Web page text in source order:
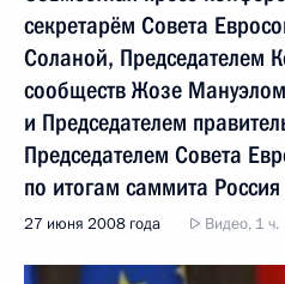
секретарём Совета
Соланой, Председателем
сообществ Жозе
и Председателем
Председателем Совета
по итогам саммита
27 июня 2008 года Видео, 1 ч.